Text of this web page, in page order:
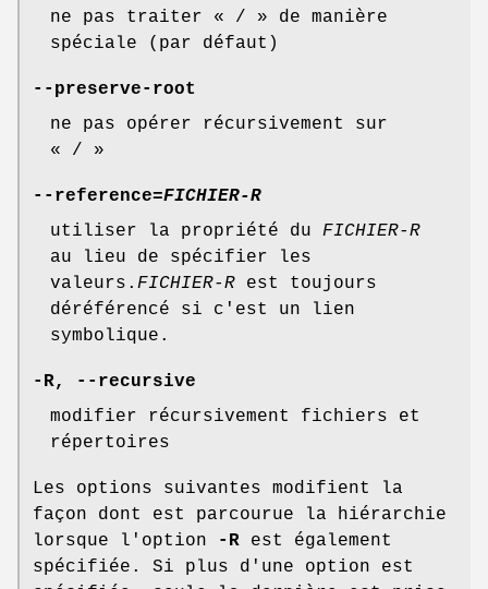
ne pas traiter « / » de manière
spéciale (par défaut)
--preserve-root
ne pas opérer récursivement sur
« / »
--reference=FICHIER-R
utiliser la propriété du FICHIER-R
au lieu de spécifier les
valeurs. FICHIER-R est toujours
déréférencé si c'est un lien
symbolique.
-R,
--recursive
modifier récursivement fichiers et
répertoires
Les options suivantes modifient la
façon dont est parcourue la hiérarchie
lorsque l'option
-R est également
spécifiée. Si plus d'une option est